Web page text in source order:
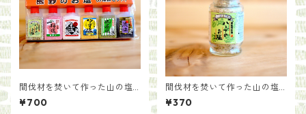
間伐材を焚いて作った山の塩
【６種セット】
¥700
間伐材を焚いて作った山の塩
【ハーブのお塩 びん入り】
¥370